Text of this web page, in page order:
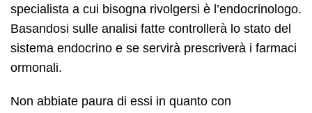
specialista a cui bisogna rivolgersi è l’endocrinologo.
Basandosi sulle analisi fatte controllerà lo stato del
sistema endocrino e se servirà prescriverà i farmaci
ormonali.
Non abbiate paura di essi in quanto con